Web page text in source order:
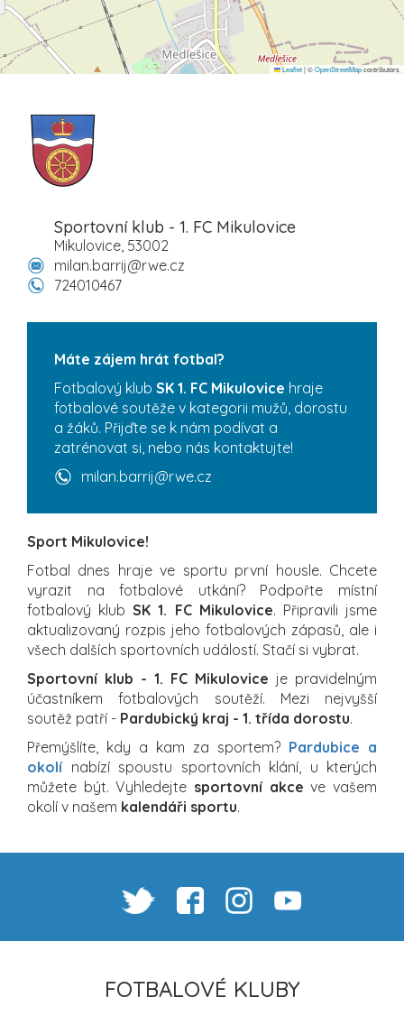
Leaflet|©OpenStreetMapcontributors
Sportovní klub - 1. FC Mikulovice
Mikulovice, 53002
milan.barrij@rwe.cz
724010467
Máte zájem hrát fotbal?
Fotbalový klub SK 1. FC Mikulovice hraje
fotbalové soutěže v kategorii mužů, dorostu
a žáků. Přijďte se k nám podívat a
zatrénovat si, nebo nás kontaktujte!
milan.barrij@rwe.cz
Sport Mikulovice!
Fotbal dnes hraje ve sportu první housle. Chcete
vyrazit na fotbalové utkání? Podpořte místní
fotbalový klubSK 1. FC Mikulovice. Připravili jsme
aktualizovaný rozpis jeho fotbalových zápasů, ale i
všech dalších sportovních událostí. Stačí si vybrat.
Sportovní klub - 1. FC Mikulovice je pravidelným
účastníkem fotbalových soutěží. Mezi nejvyšší
soutěž patří - Pardubický kraj - 1. třída dorostu.
Přemýšlíte, kdy a kam za sportem? Pardubice a
okolínabízí spoustu sportovních klání, u kterých
můžete být. Vyhledejte sportovní akce ve vašem
okolí v našem kalendáři sportu.
FOTBALOVÉ KLUBY